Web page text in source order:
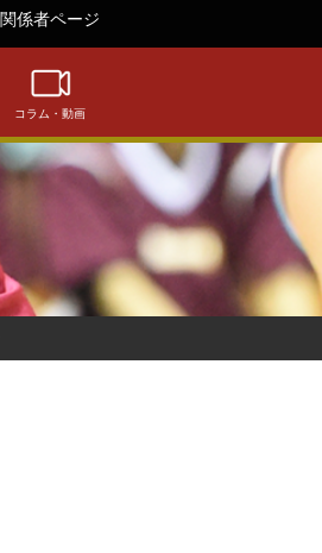
関係者ページ
コラム・動画